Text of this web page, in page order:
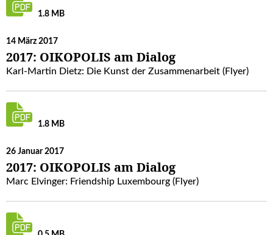
1.8 MB
14 März 2017
2017: OIKOPOLIS am Dialog
Karl-Martin Dietz: Die Kunst der Zusammenarbeit (Flyer)
1.8 MB
26 Januar 2017
2017: OIKOPOLIS am Dialog
Marc Elvinger: Friendship Luxembourg (Flyer)